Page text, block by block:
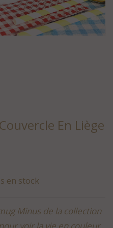
En Liège
en stock
Minus de la collection